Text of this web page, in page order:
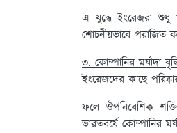
এ যুদ্ধে ইংরেজরা শুধু
শোচনীয়ভাবে পরাজিত
৩. কোম্পানির মর্যাদা
ইংরেজদের কাছে
ফলে ঔপনিবেশিক
ভারতবর্ষে কোম্পানির